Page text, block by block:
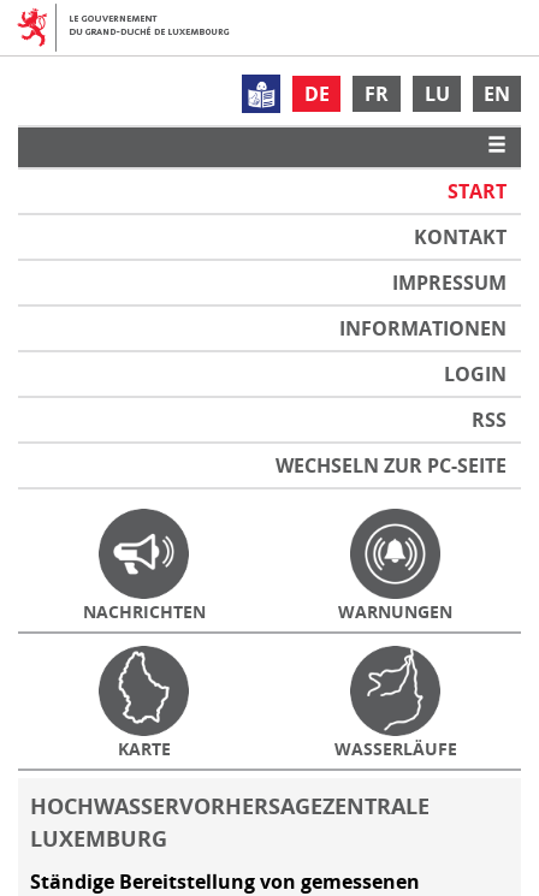
DE FR LU EN
START
KONTAKT
IMPRESSUM
INFORMATIONEN
LOGIN
RSS
WECHSELN ZUR PC-SEITE
NACHRICHTEN WARNUNGEN
KARTE WASSERLÄUFE
HOCHWASSERVORHERSAGEZENTRALE
LUXEMBURG
Ständige Bereitstellung von gemessenen